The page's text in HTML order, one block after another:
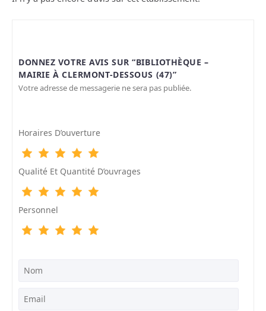
DONNEZ VOTRE AVIS SUR “BIBLIOTHÈQUE –
MAIRIE À CLERMONT-DESSOUS (47)”
Votre adresse de messagerie ne sera pas publiée.
Horaires D’ouverture
Qualité Et Quantité D’ouvrages
Personnel